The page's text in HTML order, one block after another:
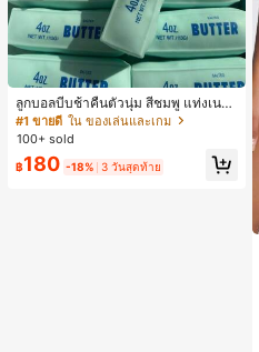
ลูกบอลบีบช้าคืนตัวนุ่ม สีชมพู แท่งเนย
บีบคลายเครียด นุ่มยืดหยุ่น ของเล่นบีบ
4 ออนซ์ ของเล่นเกลือ เหมาะสำหรับขอ
ของขวัญวันเกิด ของขวัญอีสเตอร์ ของ
#1 ขายดี ใน ของเล่นและเกม
100+ sold
฿180 -18% 3 วันสุดท้าย